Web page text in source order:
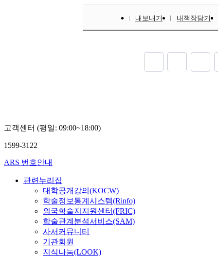
내보내기 내책장담기
고객센터 (평일: 09:00~18:00)
1599-3122
ARS 번호안내
관련누리집
대학공개강의(KOCW)
학술정보통계시스템(Rinfo)
외국학술지지원센터(FRIC)
학술관계분석서비스(SAM)
사서커뮤니티
기관회원
지식나눔(LOOK)